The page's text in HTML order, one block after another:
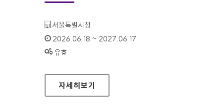
기관명 :
서울특별시청
인증기간 :
2026.06.18 ~ 2027.06.17
상태 :
유효
서울특별시 도로굴착복구시스템
자세히보기